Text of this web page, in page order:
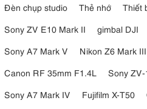
Đèn chụp studio
Thẻ nhớ
Thiết
Sony ZV E10 Mark II
gimbal DJI
Sony A7 Mark V
Nikon Z6 Mark III
Canon RF 35mm F1.4L
Sony
Sony A7 Mark IV
Fujifilm X-T50